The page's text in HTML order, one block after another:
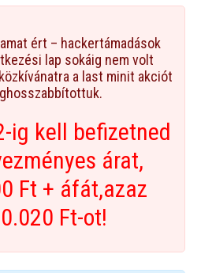
ért – hackertámadások
lap sokáig nem volt
a last minit akciót
ig kell befizetned
árat,
Ft + áfát,azaz
Ft-ot!